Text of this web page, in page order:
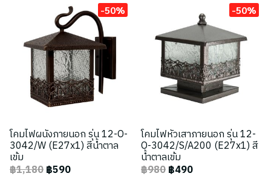
-50%
โคมไฟผนังภายนอก รุ่น 12-O-
3042/W (E27x1) สีน้ำตาล
เข้ม
฿1,180฿590
-50%
โคมไฟหัวเสาภายนอก รุ่น 12-
O-3042/S/A200 (E27x1) สี
น้ำตาลเข้ม
฿980฿490